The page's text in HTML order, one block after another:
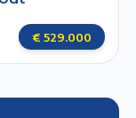
€529.000